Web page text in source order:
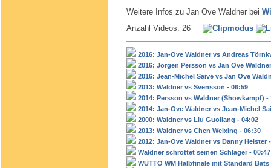
Weitere Infos zu Jan Ove Waldner bei
Anzahl Videos: 26
2016: Jan-Ove Waldner vs Andreas
2016: Jörgen Persson vs Jan Ove
2016: Jean-Michel Saive vs Jan Ove
2013: Waldner vs Svensson - 06:59
2014: Persson vs Waldner (Showkampf) -
2014: Jan-Ove Waldner vs Jean-Michel
2000: Waldner vs Liu Guoliang - 04:02
2013: Waldner vs Chen Weixing - 06:30
2012: Jan-Ove Waldner vs Danny Heister
Waldner schrottet seinen Schläger - 00:47
WUTTO WM Halbfinale mit Standard Bats